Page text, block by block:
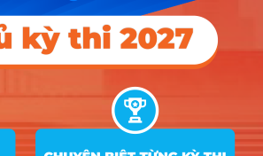
18 18 18
A00; B00; B03; C01; C02;
C04; C14; D01; D07
18
18